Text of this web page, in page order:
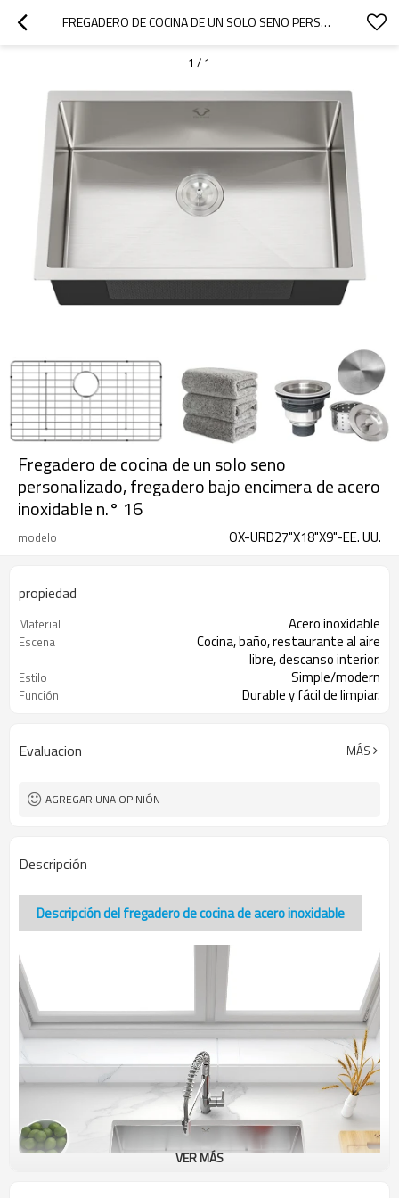
FREGADERO DE COCINA DE UN SOLO SENO PERSONALIZADO, FREGADERO BAJO ENCIMERA DE ACERO INOXIDABLE N.° 16
1 / 1
Fregadero de cocina de un solo seno
personalizado, fregadero bajo encimera de acero
inoxidable n.° 16
modelo OX-URD27"X18"X9"-EE. UU.
propiedad
Material Acero inoxidable
Escena
Cocina, baño, restaurante al aire
libre, descanso interior.
Estilo Simple/modern
Función Durable y fácil de limpiar.
Evaluacion MÁS
AGREGAR UNA OPINIÓN
Descripción
Descripción del fregadero de cocina de acero inoxidable
VER MÁS